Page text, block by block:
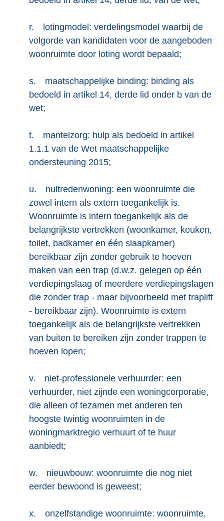
r.
lotingmodel: verdelingsmodel waarbij de
volgorde van kandidaten voor de aangeboden
woonruimte door loting wordt bepaald;
s.
maatschappelijke binding: binding als
bedoeld in artikel 14, derde lid onder b van de
wet;
t.
mantelzorg: hulp als bedoeld in artikel
1.1.1 van de Wet maatschappelijke
ondersteuning 2015;
u.
nultredenwoning: een woonruimte die
zowel intern als extern toegankelijk is.
Woonruimte is intern toegankelijk als de
belangrijkste vertrekken (woonkamer, keuken,
toilet, badkamer en één slaapkamer)
bereikbaar zijn zonder gebruik te hoeven
maken van een trap (d.w.z. gelegen op één
verdiepingslaag of meerdere verdiepingslagen
die zonder trap - maar bijvoorbeeld met traplift
- bereikbaar zijn). Woonruimte is extern
toegankelijk als de belangrijkste vertrekken
van buiten te bereiken zijn zonder trappen te
hoeven lopen;
v.
niet-professionele verhuurder: een
verhuurder, niet zijnde een woningcorporatie,
die alleen of tezamen met anderen ten
hoogste twintig woonruimten in de
woningmarktregio verhuurt of te huur
aanbiedt;
w.
nieuwbouw: woonruimte die nog niet
eerder bewoond is geweest;
x.
onzelfstandige woonruimte: woonruimte,